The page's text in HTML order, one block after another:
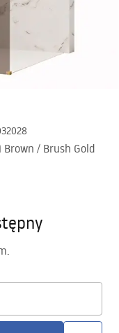
Brown / Brush Gold